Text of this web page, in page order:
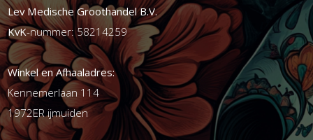
Lev Medische Groothandel B.V.
KvK-nummer: 58214259
Winkel en Afhaaladres:
Kennemerlaan 114
1972ER ijmuiden